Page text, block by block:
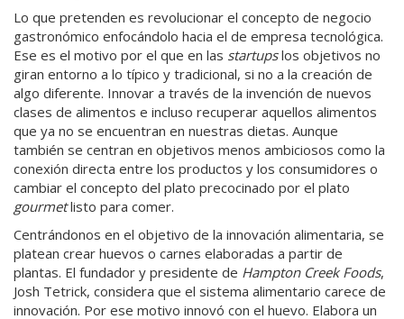
Lo que pretenden es revolucionar el concepto de negocio
gastronómico enfocándolo hacia el de empresa tecnológica.
Ese es el motivo por el que en las startupslos objetivos no
giran entorno a lo típico y tradicional, si no a la creación de
algo diferente. Innovar a través de la invención de nuevos
clases de alimentos e incluso recuperar aquellos alimentos
que ya no se encuentran en nuestras dietas. Aunque
también se centran en objetivos menos ambiciosos como la
conexión directa entre los productos y los consumidores o
cambiar el concepto del plato precocinado por el plato
gourmetlisto para comer.
Centrándonos en el objetivo de la innovación alimentaria, se
platean crear huevos o carnes elaboradas a partir de
plantas. El fundador y presidente de Hampton Creek Foods,
Josh Tetrick, considera que el sistema alimentario carece de
innovación. Por ese motivo innovó con el huevo. Elabora un